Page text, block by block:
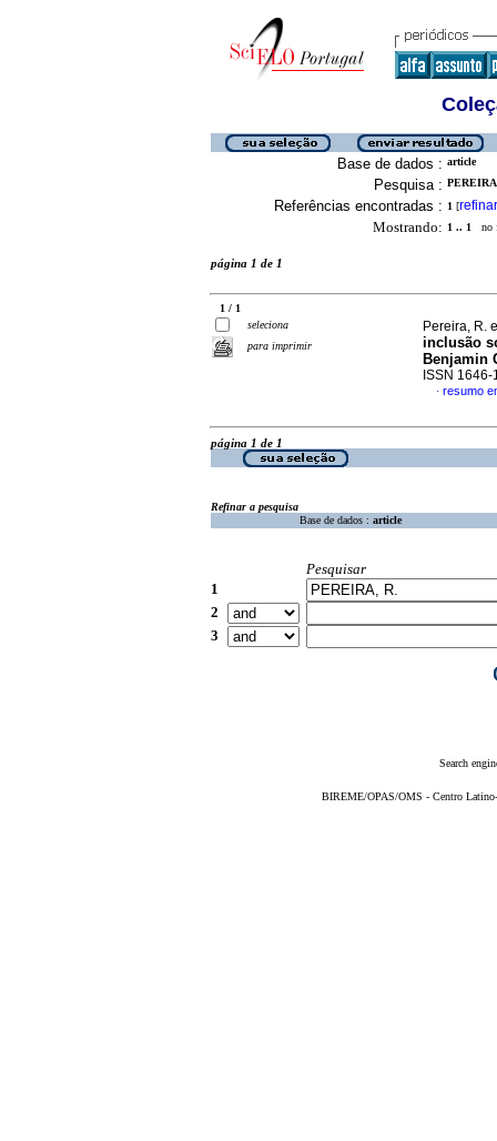
Base de dados : article
Pesquisa :
Referências encontradas : 1 [refinar
Mostrando: 1 .. 1 no
página 1 de 1
1 / 1
seleciona
para imprimir
Pereira, R.
inclusão
Benjamin
ISSN 1646-
· resumo
página 1 de 1
Refinar a pesquisa
Base de dados : article
Pesquisar
1
2
3
Search
BIREME/OPAS/OMS - Centro Latino-